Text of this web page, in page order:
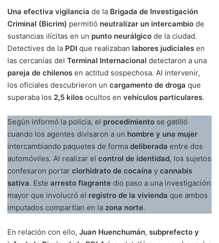
Una efectiva vigilancia de la Brigada de Investigación
Criminal (Bicrim) permitió neutralizar un intercambio de
sustancias ilícitas en un punto neurálgico de la ciudad.
Detectives de la PDI que realizaban labores judiciales en
las cercanías del Terminal Internacional detectaron a una
pareja de chilenos en actitud sospechosa. Al intervenir,
los oficiales descubrieron un cargamento de droga que
superaba los 2,5 kilos ocultos en vehículos particulares.
Según informó la policía, el procedimiento se gatilló
cuando los agentes divisaron a un hombre y una mujer
intercambiando paquetes de forma deliberada entre dos
automóviles. Al realizar el control de identidad, los sujetos
confesaron portar clorhidrato de cocaína y cannabis
sativa. Este arresto flagrante dio paso a una investigación
mayor que involucró el registro de la vivienda que ambos
imputados compartían en la zona norte.
En relación con ello, Juan Huenchumán, subprefecto y